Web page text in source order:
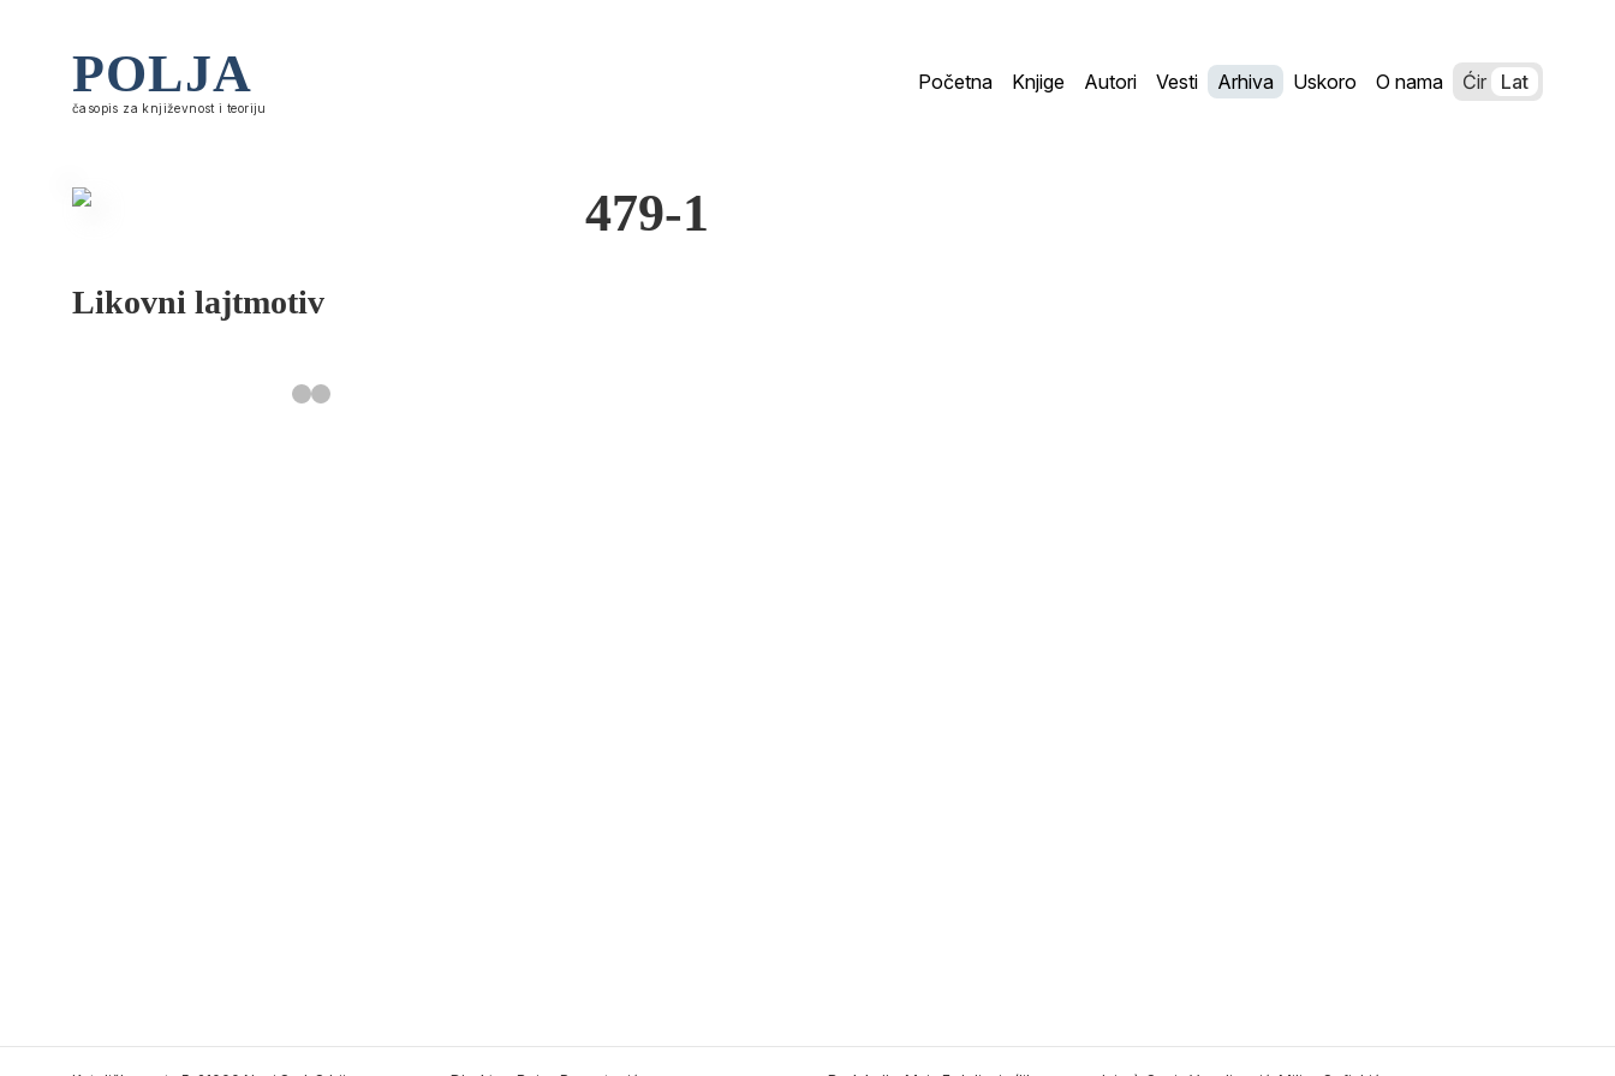
POLJA
časopis za književnost i teoriju
Početna Knjige Autori Vesti Arhiva Uskoro O nama Ćir Lat
Likovni lajtmotiv
479-1